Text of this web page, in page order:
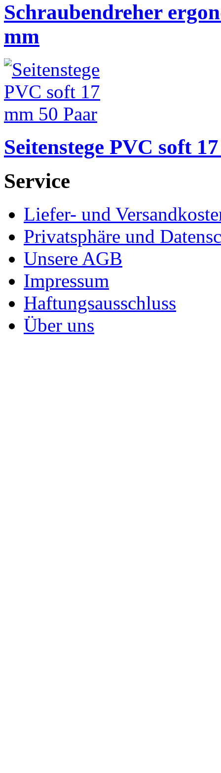
Schraubendreher
mm
Seitenstege PVC soft
Service
Liefer- und
Privatsphäre und
Unsere AGB
Impressum
Haftungsausschluss
Über uns